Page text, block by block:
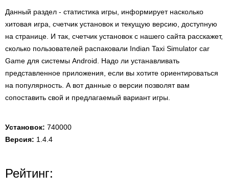
Данный раздел - статистика игры, информирует насколько
хитовая игра, счетчик установок и текущую версию, доступную
на странице. И так, счетчик установок с нашего сайта расскажет,
сколько пользователей распаковали Indian Taxi Simulator car
Game для системы Android. Надо ли устанавливать
представленное приложения, если вы хотите ориентироваться
на популярность. А вот данные о версии позволят вам
сопоставить свой и предлагаемый вариант игры.
Установок: 740000
Версия: 1.4.4
Рейтинг: